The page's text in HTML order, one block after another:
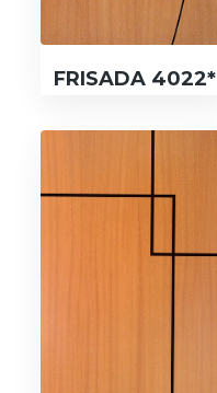
FRISADA 4022*